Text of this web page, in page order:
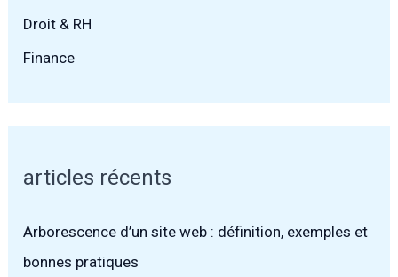
Droit & RH
Finance
articles récents
Arborescence d’un site web : définition, exemples et
bonnes pratiques